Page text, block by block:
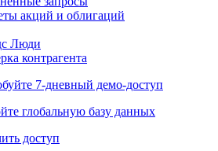
акций и облигаций
Люди
контрагента
7-дневный демо-доступ
глобальную базу данных
доступ